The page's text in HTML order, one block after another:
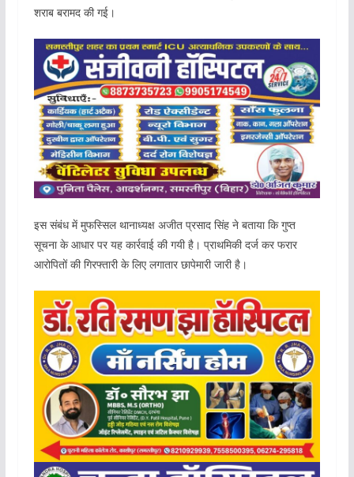
शराब बरामद की गई।
इस संबंध में मुफस्सिल थानाध्यक्ष अजीत प्रसाद सिंह ने बताया कि गुप्त
सूचना के आधार पर यह कार्रवाई की गयी है। प्राथमिकी दर्ज कर फरार
आरोपितों की गिरफ्तारी के लिए लगातार छापेमारी जारी है।